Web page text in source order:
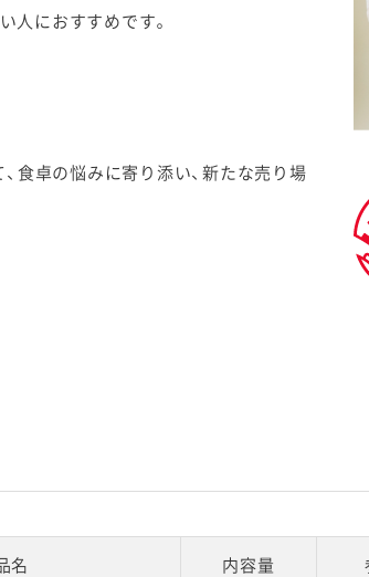
人におすすめです。
食卓の悩みに寄り添い、新たな売り場
名 内容量